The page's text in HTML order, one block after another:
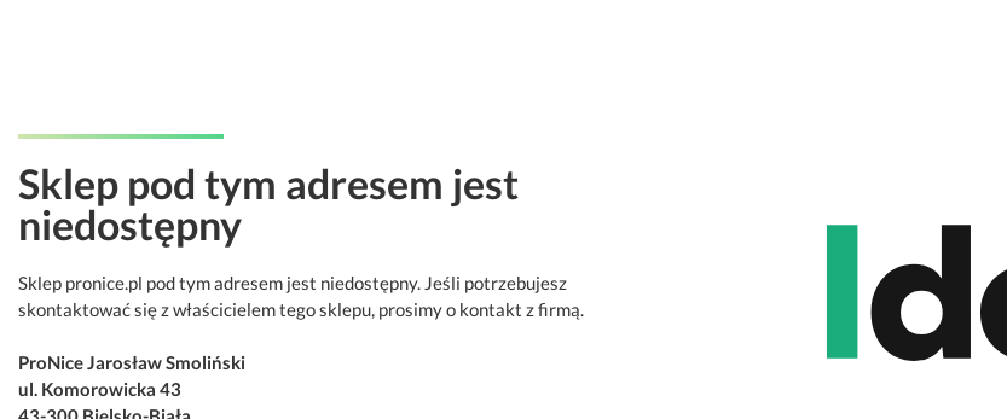
Sklep pod tym adresem jest
niedostępny
Sklep pronice.pl pod tym adresem jest niedostępny. Jeśli potrzebujesz
skontaktować się z właścicielem tego sklepu, prosimy o kontakt z firmą.
ProNice Jarosław Smoliński
ul. Komorowicka 43